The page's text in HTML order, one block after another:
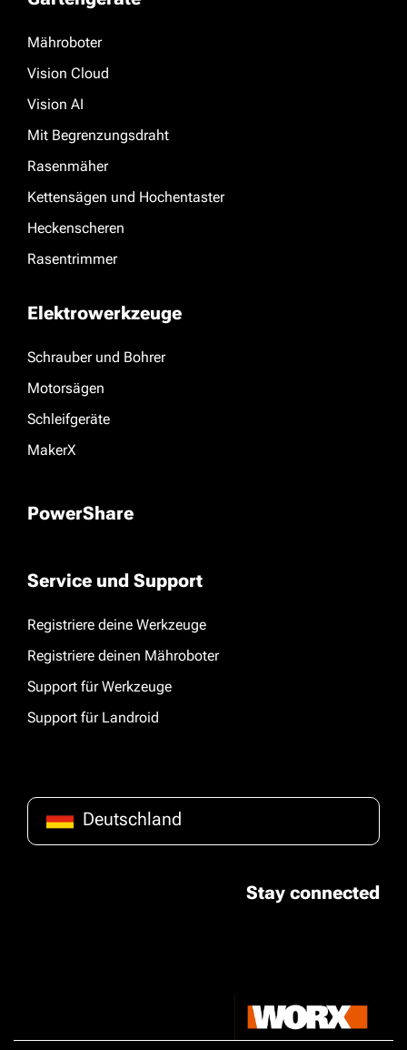
Mähroboter
Vision Cloud
Vision AI
Mit Begrenzungsdraht
Rasenmäher
Kettensägen und Hochentaster
Heckenscheren
Rasentrimmer
Elektrowerkzeuge
Schrauber und Bohrer
Motorsägen
Schleifgeräte
MakerX
PowerShare
Service und Support
Registriere deine Werkzeuge
Registriere deinen Mähroboter
Support für Werkzeuge
Support für Landroid
Deutschland
Stay connected